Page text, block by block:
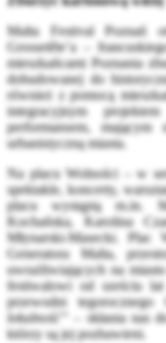
Malta Festival Poznań
Grossetête’a –
mieszkańcami Poznania
dobudowanej do
również z pomocą
integracyjnym
performansem,
urbanistyczną miasta.
Na placu Wolności – w
spektakle, koncerty,
placu wystąpią m.in.
Kochańska, Karolina
Młynarski-Masecki.
Generatora Malta,
uwrażliwiających na
festiwalowi od sześciu
przewodni
lokalność” – skłania nas
którzy są jej pozbawieni.